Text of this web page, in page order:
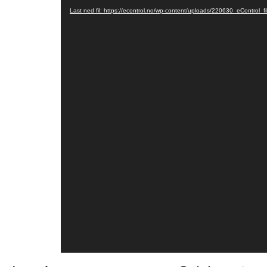
Last ned fil: https://econtrol.no/wp-content/uploads/